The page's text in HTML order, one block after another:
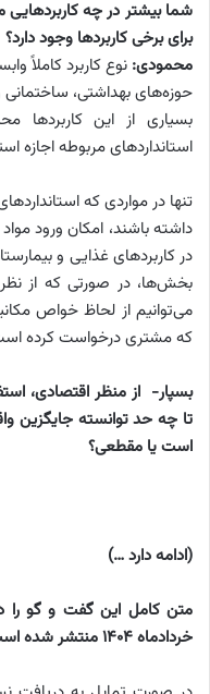
شما بیشتر در چه کاربردهایی
برای برخی کاربردها وجود دارد؟
محمودی: نوع کاربرد کاملاً
حوزه‌های بهداشتی، ساختمانی
بسیاری از این کاربردها
استانداردهای مربوطه اجازه
تنها در مواردی که
داشته باشند، امکان ورود
در کاربردهای غذایی و
بخش‌ها، در صورتی که از
می‌توانیم از لحاظ خواص
که مشتری درخواست کرده
بسپار- از منظر اقتصادی،
تا چه حد توانسته جایگزین
است یا مقطعی؟
(ادامه دارد …)
خردادماه 1404 منتشر شده است، می خوانید.